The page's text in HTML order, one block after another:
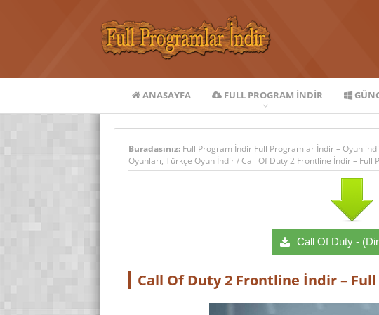
ANASAYFA FULL PROGRAM INDIR
Buradasınız: Full Program İndir Full Programlar İndir – Oyun
Oyunları, Türkçe Oyun İndir/Call Of Duty 2 Frontline İndir – Full
Call Of Duty -
Call Of Duty 2 Frontline İndir – Full